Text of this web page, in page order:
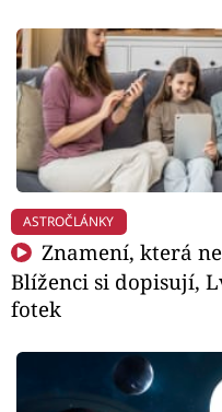
ASTROČLÁNKY
Znamení, která
Blíženci si dopisují,
fotek